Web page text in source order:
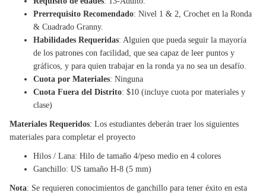
Prerrequisito Recomendado: Nivel 1 & 2, Crochet en la Ronda
& Cuadrado Granny.
Habilidades Requeridas: Alguien que pueda seguir la mayoría
de los patrones con facilidad, que sea capaz de leer puntos y
gráficos, y para quien trabajar en la ronda ya no sea un desafío.
Cuota por Materiales: Ninguna
Cuota Fuera del Distrito: $10 (incluye cuota por materiales y
clase)
Materiales Requeridos: Los estudiantes deberán traer los siguientes
materiales para completar el proyecto
Hilos / Lana: Hilo de tamaño 4/peso medio en 4 colores
Ganchillo: US tamaño H-8 (5 mm)
Nota: Se requieren conocimientos de ganchillo para tener éxito en esta